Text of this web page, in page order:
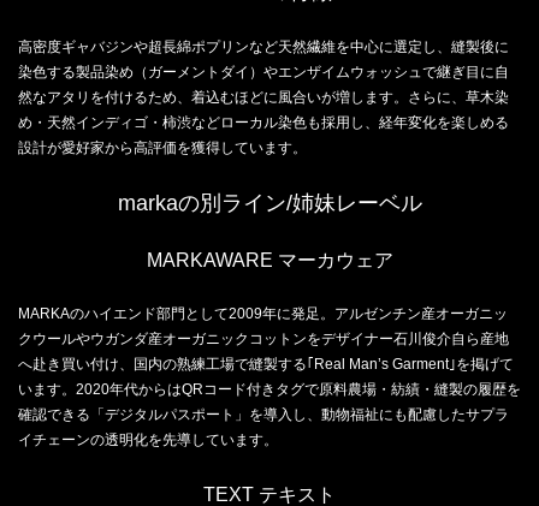
高密度ギャバジンや超長綿ポプリンなど天然繊維を中心に選定し、縫製後に
染色する製品染め（ガーメントダイ）やエンザイムウォッシュで継ぎ目に自
然なアタリを付けるため、着込むほどに風合いが増します。さらに、草木染
め・天然インディゴ・柿渋などローカル染色も採用し、経年変化を楽しめる
設計が愛好家から高評価を獲得しています。
markaの別ライン/姉妹レーベル
MARKAWARE マーカウェア
MARKAのハイエンド部門として2009年に発足。アルゼンチン産オーガニッ
クウールやウガンダ産オーガニックコットンをデザイナー⽯川俊介自ら産地
へ赴き買い付け、国内の熟練工場で縫製する｢Real Man’s Garment｣を掲げて
います。2020年代からはQRコード付きタグで原料農場・紡績・縫製の履歴を
確認できる「デジタルパスポート」を導入し、動物福祉にも配慮したサプラ
イチェーンの透明化を先導しています。
TEXT テキスト